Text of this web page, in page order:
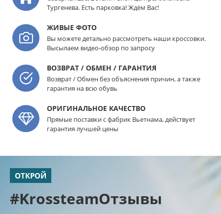
Тургенева. Есть парковка! Ждём Вас!
ЖИВЫЕ ФОТО
Вы можете детально рассмотреть наши кроссовки.
Высылаем видео-обзор по запросу
ВОЗВРАТ / ОБМЕН / ГАРАНТИЯ
Возврат / Обмен без объяснения причин, а также
гарантия на всю обувь
ОРИГИНАЛЬНОЕ КАЧЕСТВО
Прямые поставки с фабрик Вьетнама, действует
гарантия лучшей цены
ОТКРОЙ
#KrossteamОтзывы